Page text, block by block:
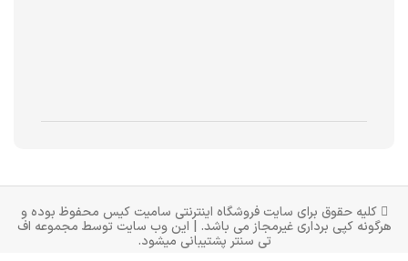
کلیه حقوق برای سایت فروشگاه اینترنتی سامیت کیس محفوظ بوده و
هرگونه کپی برداری غیرمجاز می باشد. | این وب سایت توسط مجموعه اف
تی سنتر پشتیبانی میشود.